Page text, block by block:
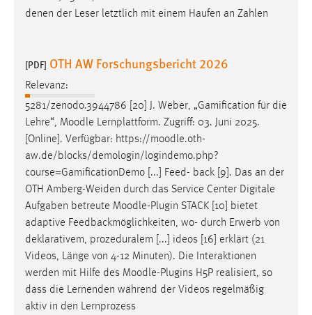
denen der Leser letztlich mit einem Haufen an Zahlen
[PDF] OTH AW Forschungsbericht 2026
Relevanz:
5281/zenodo.3944786 [20] J. Weber, „Gamification für die
Lehre“, Moodle Lernplattform. Zugriff: 03. Juni 2025.
[Online]. Verfügbar: https://moodle.oth-
aw.de/blocks/demologin/logindemo.php?
course=GamificationDemo [...] Feed- back [9]. Das an der
OTH Amberg-Weiden durch das Service Center Digitale
Aufgaben betreute Moodle-Plugin STACK [10] bietet
adaptive Feedbackmöglichkeiten, wo- durch Erwerb von
deklarativem, prozeduralem [...] ideos [16] erklärt (21
Videos, Länge von 4-12 Minuten). Die Interaktionen
werden mit Hilfe des Moodle-Plugins H5P realisiert, so
dass die Lernenden während der Videos regelmäßig
aktiv in den Lernprozess